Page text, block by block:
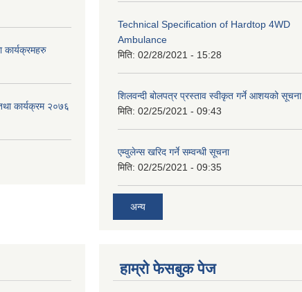
कार्यक्रम २०७६
Technical Specification of Hardtop 4WD
Ambulance
मिति: 02/28/2021 - 15:28
शिलवन्दी बोलपत्र प्रस्ताव स्वीकृत गर्ने आशयको सूचना
मिति: 02/25/2021 - 09:43
एम्वुलेन्स खरिद गर्ने सम्वन्धी सूचना
मिति: 02/25/2021 - 09:35
अन्य
हाम्रो फेसबुक पेज